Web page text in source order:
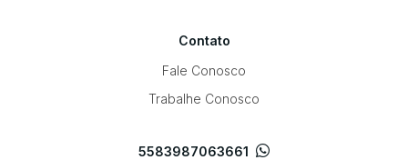
Contato
Fale Conosco
Trabalhe Conosco
5583987063661